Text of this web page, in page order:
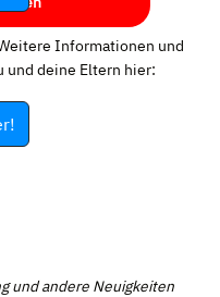
Informationen und
und deine Eltern hier:
und andere Neuigkeiten